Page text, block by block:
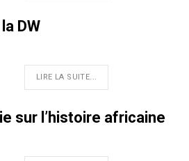
DW
LIRE LA SUITE...
sur l’histoire africaine